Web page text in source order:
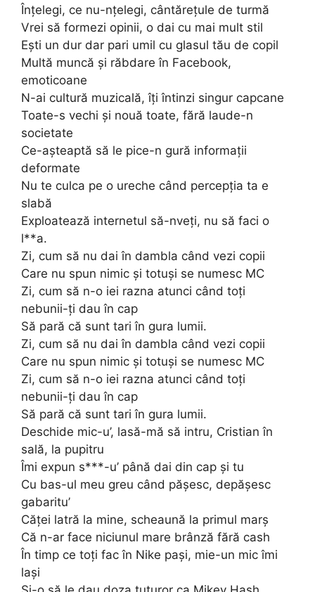
Înțelegi, ce nu-nțelegi, cântărețule de turmă
Vrei să formezi opinii, o dai cu mai mult stil
Ești un dur dar pari umil cu glasul tău de copil
Multă muncă și răbdare în Facebook,
emoticoane
N-ai cultură muzicală, îți întinzi singur capcane
Toate-s vechi și nouă toate, fără laude-n
societate
Ce-așteaptă să le pice-n gură informații
deformate
Nu te culca pe o ureche când percepția ta e
slabă
Exploatează internetul să-nveți, nu să faci o
l**a.
Zi, cum să nu dai în dambla când vezi copii
Care nu spun nimic și totuși se numesc MC
Zi, cum să n-o iei razna atunci când toți
nebunii-ți dau în cap
Să pară că sunt tari în gura lumii.
Zi, cum să nu dai în dambla când vezi copii
Care nu spun nimic și totuși se numesc MC
Zi, cum să n-o iei razna atunci când toți
nebunii-ți dau în cap
Să pară că sunt tari în gura lumii.
Deschide mic-u’, lasă-mă să intru, Cristian în
sală, la pupitru
Îmi expun s***-u’ până dai din cap și tu
Cu bas-ul meu greu când pășesc, depășesc
gabaritu’
Căței latră la mine, scheaună la primul marș
Că n-ar face niciunul mare brânză fără cash
În timp ce toți fac în Nike pași, mie-un mic îmi
lași